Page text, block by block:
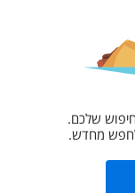
שלכם.
מחדש.